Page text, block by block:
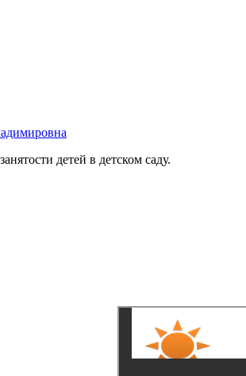
детей в детском саду.